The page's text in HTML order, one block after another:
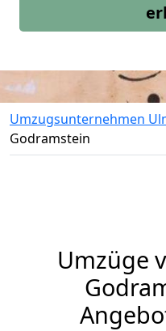
Umzugsunternehmen
Godramstein
Umzüge